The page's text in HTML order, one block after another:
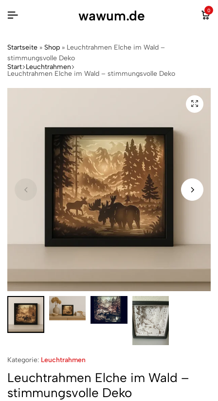
wawum.de 0
Startseite » Shop » Leuchtrahmen Elche im Wald –
stimmungsvolle Deko
Start Leuchtrahmen
Leuchtrahmen Elche im Wald – stimmungsvolle Deko
Kategorie: Leuchtrahmen
Leuchtrahmen Elche im Wald –
stimmungsvolle Deko